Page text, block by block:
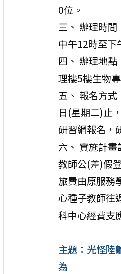
0位。
三、 辦理時
中午12時至下
四、 辦理地
理樓5樓生物
五、 報名方
日(星期二)止
研習網報名，
六、 實施計
教師公(差)假
旅費由原服務
心種子教師往
科中心經費支
主題：光怪陸
為